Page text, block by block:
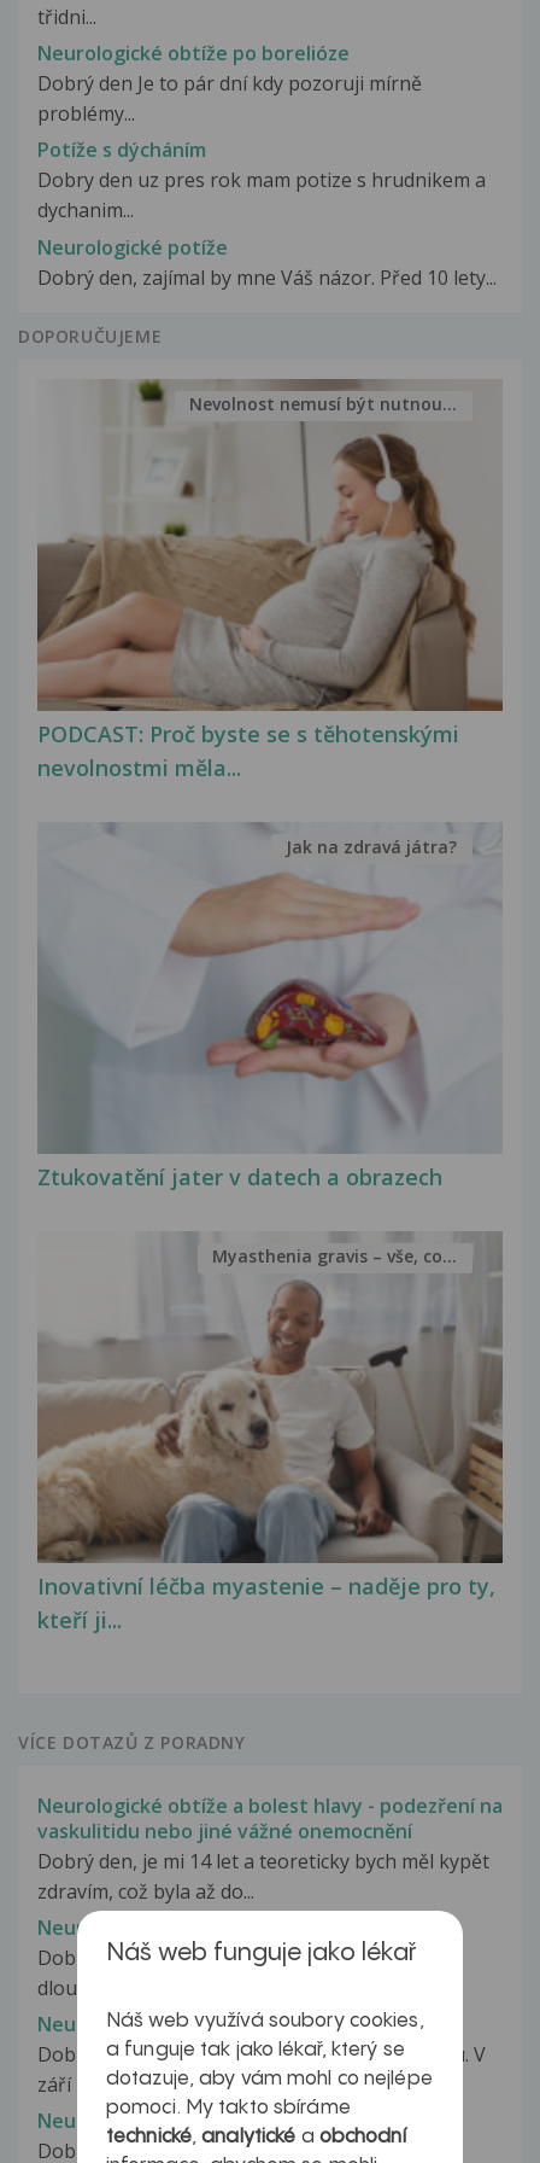
třidni...
Neurologické obtíže po borelióze
Dobrý den Je to pár dní kdy pozoruji mírně
problémy...
Potíže s dýcháním
Dobry den uz pres rok mam potize s hrudnikem a
dychanim...
Neurologické potíže
Dobrý den, zajímal by mne Váš názor. Před 10 lety...
DOPORUČUJEME
PODCAST: Proč byste se s těhotenskými
nevolnostmi měla...
Nevolnost nemusí být nutnou...
Ztukovatění jater v datech a obrazech
Jak na zdravá játra?
Inovativní léčba myastenie – naděje pro ty,
kteří ji...
Myasthenia gravis – vše, co...
VÍCE DOTAZŮ Z PORADNY
Neurologické obtíže a bolest hlavy - podezření na
vaskulitidu nebo jiné vážné onemocnění
Dobrý den, je mi 14 let a teoreticky bych měl kypět
zdravím, což byla až do...
Neurologické obtíže a kouření
Dobrý den, můj dotaz zní, zda je možné se z
dlouhodobého hlediska otrávit nebo...
Neurologické obtíže a parésa lícního nervu
Dobrý den, obracím se na vás s prosbou o radu. V
září 2016 se mi přihodila...
Neurologické obtíže během těhotenství
Dobrý den, delší dobu mám problémy
Náš web funguje jako lékař
Náš web využívá soubory cookies,
a funguje tak jako lékař, který se
dotazuje, aby vám mohl co nejlépe
pomoci. My takto sbíráme
technické,analytické a obchodní